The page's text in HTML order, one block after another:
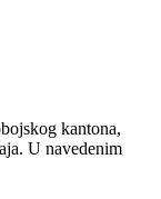
kantona,
U navedenim